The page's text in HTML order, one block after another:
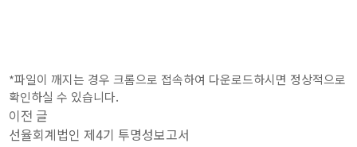
*파일이 깨지는 경우 크롬으로 접속하여 다운로드하시면 정상적으로
확인하실 수 있습니다.
이전 글
선율회계법인 제4기 투명성보고서